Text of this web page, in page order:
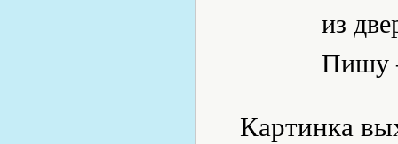
из
Пишу
Картинка